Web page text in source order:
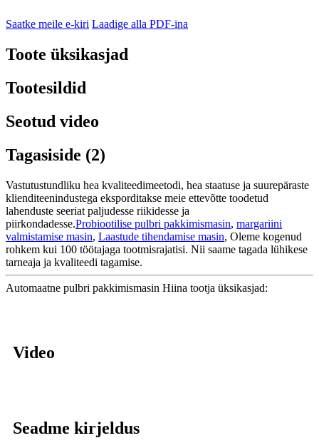
Saatke meile e-kiri Laadige alla PDF-ina
Toote üksikasjad
Tootesildid
Seotud video
Tagasiside (2)
Vastutustundliku hea kvaliteedimeetodi, hea staatuse ja suurepäraste
klienditeenindustega eksporditakse meie ettevõtte toodetud
lahenduste seeriat paljudesse riikidesse ja
piirkondadesse.Probiootilise pulbri pakkimismasin, margariini
valmistamise masin, Laastude tihendamise masin, Oleme kogenud
rohkem kui 100 töötajaga tootmisrajatisi. Nii saame tagada lühikese
tarneaja ja kvaliteedi tagamise.
Automaatne pulbri pakkimismasin Hiina tootja üksikasjad:
Video
Seadme kirjeldus